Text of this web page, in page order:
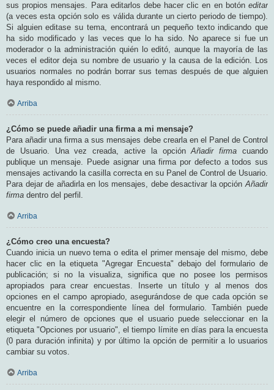
sus propios mensajes. Para editarlos debe hacer clic en en botón editar
(a veces esta opción solo es válida durante un cierto periodo de tiempo).
Si alguien editase su tema, encontrará un pequeño texto indicando que
ha sido modificado y las veces que lo ha sido. No aparece si fue un
moderador o la administración quién lo editó, aunque la mayoría de las
veces el editor deja su nombre de usuario y la causa de la edición. Los
usuarios normales no podrán borrar sus temas después de que alguien
haya respondido al mismo.
Arriba
¿Cómo se puede añadir una firma a mi mensaje?
Para añadir una firma a sus mensajes debe crearla en el Panel de Control
de Usuario. Una vez creada, active la opciónAñadir firma cuando
publique un mensaje. Puede asignar una firma por defecto a todos sus
mensajes activando la casilla correcta en su Panel de Control de Usuario.
Para dejar de añadirla en los mensajes, debe desactivar la opciónAñadir
firma dentro del perfil.
Arriba
¿Cómo creo una encuesta?
Cuando inicia un nuevo tema o edita el primer mensaje del mismo, debe
hacer clic en la etiqueta "Agregar Encuesta" debajo del formulario de
publicación; si no la visualiza, significa que no posee los permisos
apropiados para crear encuestas. Inserte un título y al menos dos
opciones en el campo apropiado, asegurándose de que cada opción se
encuentre en la correspondiente línea del formulario. También puede
elegir el número de opciones que el usuario puede seleccionar en la
etiqueta "Opciones por usuario", el tiempo límite en días para la encuesta
(0 para duración infinita) y por último la opción de permitir a lo usuarios
cambiar su votos.
Arriba